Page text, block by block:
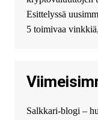
финансирование
избыточных
документов?
guest_4889 :
The Admin:
Esittelyssä
5 toimivaa
Salkkari-blogi –